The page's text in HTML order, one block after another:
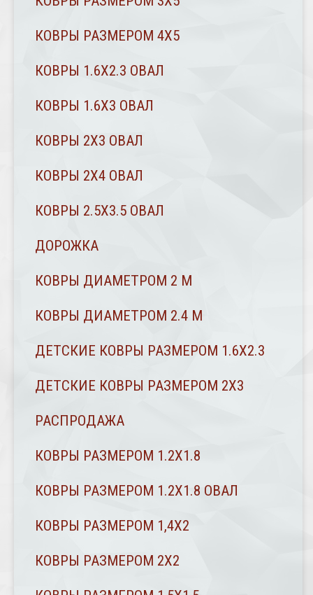
КОВРЫ РАЗМЕРОМ 4Х5
КОВРЫ 1.6Х2.3 ОВАЛ
КОВРЫ 1.6Х3 ОВАЛ
КОВРЫ 2X3 ОВАЛ
КОВРЫ 2Х4 ОВАЛ
КОВРЫ 2.5Х3.5 ОВАЛ
ДОРОЖКА
КОВРЫ ДИАМЕТРОМ 2 М
КОВРЫ ДИАМЕТРОМ 2.4 M
ДЕТСКИЕ КОВРЫ РАЗМЕРОМ 1.6Х2.3
ДЕТСКИЕ КОВРЫ РАЗМЕРОМ 2Х3
РАСПРОДАЖА
КОВРЫ РАЗМЕРОМ 1.2Х1.8
КОВРЫ РАЗМЕРОМ 1.2Х1.8 ОВАЛ
КОВРЫ РАЗМЕРОМ 1,4Х2
КОВРЫ РАЗМЕРОМ 2Х2